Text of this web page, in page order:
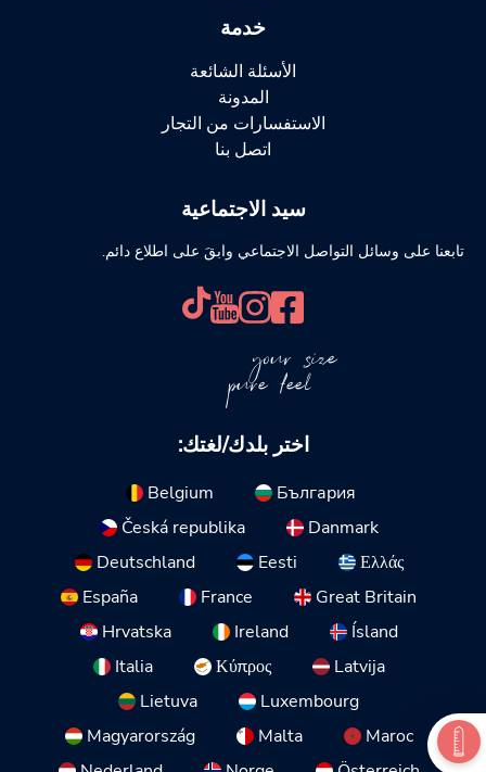
خدمة
الأسئلة الشائعة
المدونة
الاستفسارات من التجار
اتصل بنا
سيد الاجتماعية
تابعنا على وسائل التواصل الاجتماعي وابقَ على اطلاع دائم.
your size
pure feel
اختر بلدك/لغتك:
Belgium
България
Česká republika
Danmark
Deutschland
Eesti
Ελλάς
España
France
Great Britain
Hrvatska
Ireland
Ísland
Italia
Κύπρος
Latvija
Lietuva
Luxembourg
Magyarország
Malta
Maroc